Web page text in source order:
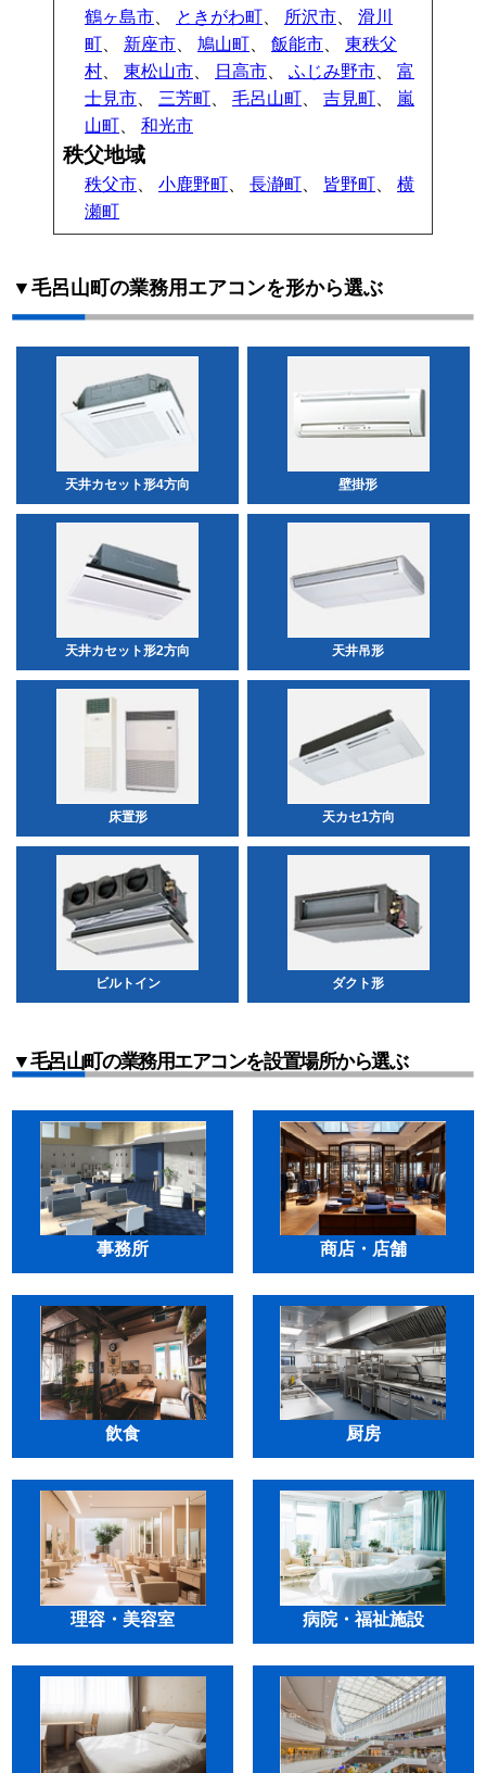
鶴ヶ島市
ときがわ町 所沢市 、滑川
町
新座市 、鳩山町 、飯能市 、東秩父
村 、東松山市 日高市 、ふじみ野市 、富
士見市
三芳町 、毛呂山町 、吉見町
嵐
山町 、和光市
秩父地域
秩父市 、小鹿野町 、長瀞町 皆野町 、横
瀬町
▼毛呂山町の業務用エアコンを形から選ぶ
天井カセット形4方向 壁掛形
天井カセット形2方向 天井吊形
床置形 天カセ1方向
ビルトイン ダクト形
▼毛呂山町の業務用エアコンを設置場所から選ぶ
事務所 商店・店舗
飲食 厨房
理容・美容室 病院・福祉施設